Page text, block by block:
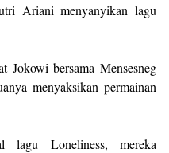
Ariani menyanyikan lagu
bersama Mensesneg
menyaksikan permainan
lagu Loneliness, mereka